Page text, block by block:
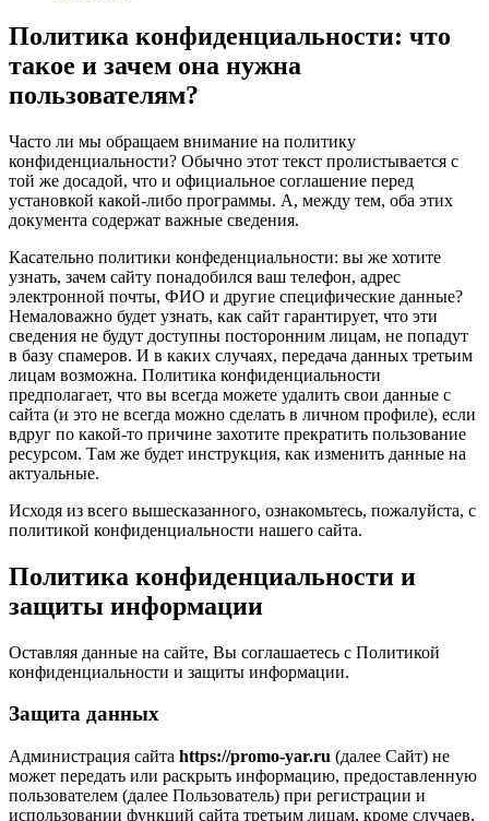
Политика конфиденциальности: что
такое и зачем она нужна
пользователям?
Часто ли мы обращаем внимание на политику
конфиденциальности? Обычно этот текст пролистывается с
той же досадой, что и официальное соглашение перед
установкой какой-либо программы. А, между тем, оба этих
документа содержат важные сведения.
Касательно политики конфеденциальности: вы же хотите
узнать, зачем сайту понадобился ваш телефон, адрес
электронной почты, ФИО и другие специфические данные?
Немаловажно будет узнать, как сайт гарантирует, что эти
сведения не будут доступны посторонним лицам, не попадут
в базу спамеров. И в каких случаях, передача данных третьим
лицам возможна. Политика конфиденциальности
предполагает, что вы всегда можете удалить свои данные с
сайта (и это не всегда можно сделать в личном профиле), если
вдруг по какой-то причине захотите прекратить пользование
ресурсом. Там же будет инструкция, как изменить данные на
актуальные.
Исходя из всего вышесказанного, ознакомьтесь, пожалуйста, с
политикой конфиденциальности нашего сайта.
Политика конфиденциальности и
защиты информации
Оставляя данные на сайте, Вы соглашаетесь с Политикой
конфиденциальности и защиты информации.
Защита данных
Администрация сайта https://promo-yar.ru (далее Сайт) не
может передать или раскрыть информацию, предоставленную
пользователем (далее Пользователь) при регистрации и
использовании функций сайта третьим лицам, кроме случаев,